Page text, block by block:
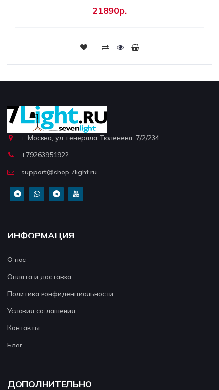
21890р.
г. Москва, ул. генерала Тюленева, 7/2/234.
+79263951922
support@shop.7light.ru
ИНФОРМАЦИЯ
О нас
Оплата и доставка
Политика конфиденциальности
Условия соглашения
Контакты
Блог
ДОПОЛНИТЕЛЬНО